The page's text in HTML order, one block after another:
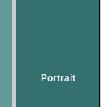
Portrait